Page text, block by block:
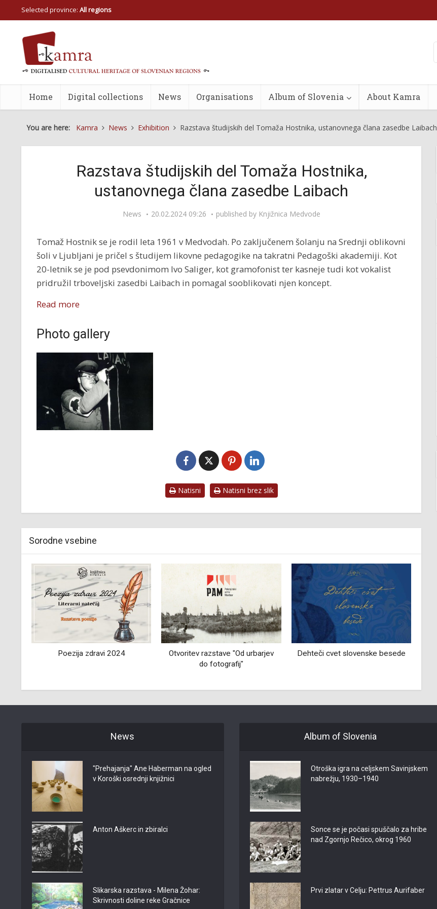
Selected province: All regions
Home Digital collections News Organisations Album of Slovenia About Kamra
You are here: Kamra News Exhibition Razstava študijskih del Tomaža Hostnika, ustanovnega člana zasedbe Laibach
Razstava študijskih del Tomaža Hostnika,
ustanovnega člana zasedbe Laibach
News 20.02.2024 09:26 published by Knjižnica Medvode
Tomaž Hostnik se je rodil leta 1961 v Medvodah. Po zaključenem šolanju na Srednji oblikovni
šoli v Ljubljani je pričel s študijem likovne pedagogike na takratni Pedagoški akademiji. Kot
20-letnik se je pod psevdonimom Ivo Saliger, kot gramofonist ter kasneje tudi kot vokalist
pridružil trboveljski zasedbi Laibach in pomagal sooblikovati njen koncept.
Read more
Photo gallery
Natisni Natisni brez slik
Sorodne vsebine
Otvoritev razstave "Od urbarjev
Dehteči cvet slovenske besede Mojstri piva
News
"Prehajanja" Ane Haberman na ogled
v Koroški osrednji knjižnici
Anton Aškerc in zbiralci
Slikarska razstava - Milena Žohar:
Skrivnosti doline reke Gračnice
Album of Slovenia
Otroška igra na celjskem Savinjskem
nabrežju, 1930–1940
Sonce se je počasi spuščalo za hribe
nad Zgornjo Rečico, okrog 1960
Prvi zlatar v Celju: Pettrus Aurifaber